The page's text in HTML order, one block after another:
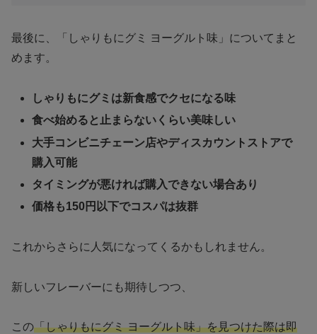
最後に、「しゃりもにグミ ヨーグルト味」についてまと
めます。
しゃりもにグミは新食感でクセになる味
食べ始めると止まらないくらい美味しい
大手コンビニチェーン店やディスカウントストアで
購入可能
タイミングが悪ければ購入できない場合あり
価格も150円以下でコスパは抜群
これからさらに人気になってくるかもしれません。
新しいフレーバーにも期待しつつ、
この「しゃりもにグミ ヨーグルト味」を見つけた際は即